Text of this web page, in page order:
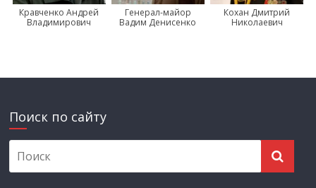
Кравченко Андрей
Владимирович
Генерал-майор
Вадим Денисенко
Кохан Дмитрий
Николаевич
Поиск по сайту